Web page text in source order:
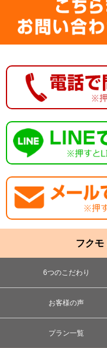
フクモ
6つのこだわり
お客様の声
プラン一覧